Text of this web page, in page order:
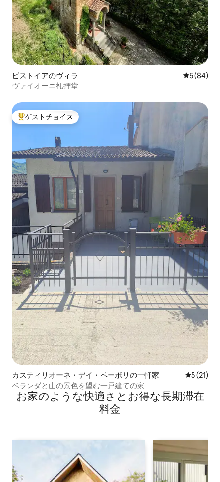
ピストイアのヴィラ レビュー
5 (84)
ヴァイオーニ礼拝堂
大好評のゲストチョイスです。
ゲストチョイス
カスティリオーネ・デイ・ペーポリの一軒家 レビュー
5 (21)
ベランダと山の景色を望む一戸建ての家
お家のような快⁠適⁠さ⁠とお⁠得⁠な長⁠期⁠滞⁠在
料⁠金